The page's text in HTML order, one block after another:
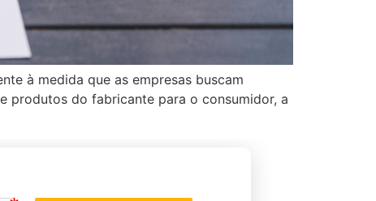
à medida que as empresas buscam
produtos do fabricante para o consumidor, a